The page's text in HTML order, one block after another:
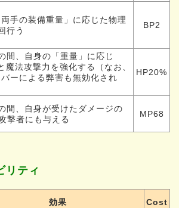
手の装備重量」に応じた物理
行う
BP2
間、自身の「重量」に応じ
魔法攻撃力を強化する（なお、
ーによる弊害も無効化され
HP20%
間、自身が受けたダメージの
撃者にも与える
MP68
リティ
効果 Cost